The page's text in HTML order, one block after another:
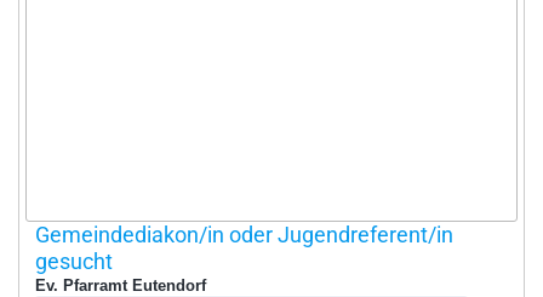
Gemeindediakon/in oder Jugendreferent/in
gesucht
Ev. Pfarramt Eutendorf